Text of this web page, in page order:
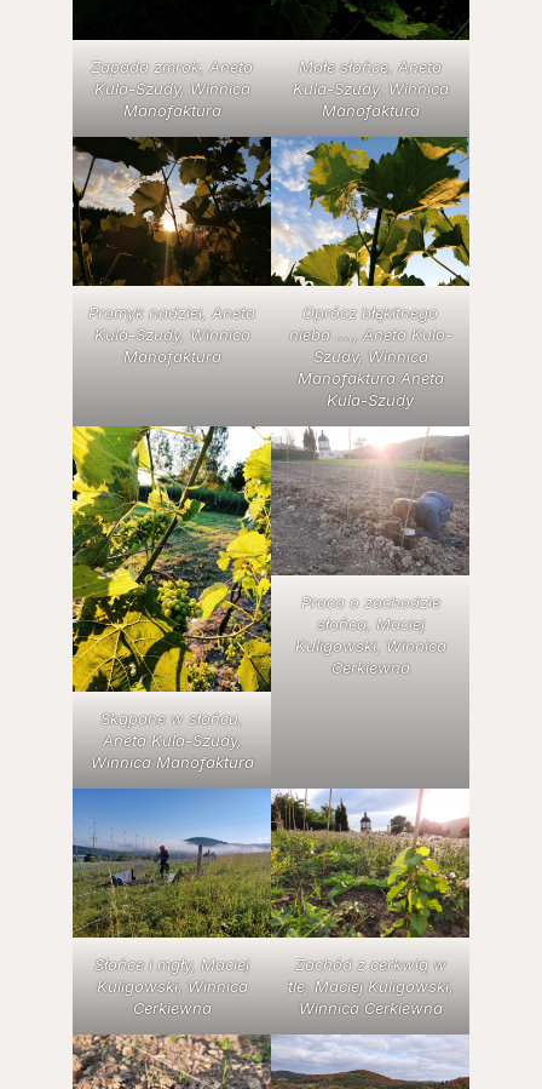
Zapada zmrok, Aneta
Kula-Szudy, Winnica
Manofaktura
Małe słońce, Aneta
Kula-Szudy, Winnica
Manofaktura
Promyk nadziei, Aneta
Kula-Szudy, Winnica
Manofaktura
Oprócz błękitnego
nieba …., Aneta Kula-
Szudy, Winnica
Manofaktura Aneta
Kula-Szudy
Skąpane w słońcu,
Aneta Kula-Szudy,
Winnica Manofaktura
Praca o zachodzie
słońca, Maciej
Kuligowski, Winnica
Cerkiewna
Słońce i mgły, Maciej
Kuligowski, Winnica
Cerkiewna
Zachód z cerkwią w
tle, Maciej Kuligowski,
Winnica Cerkiewna